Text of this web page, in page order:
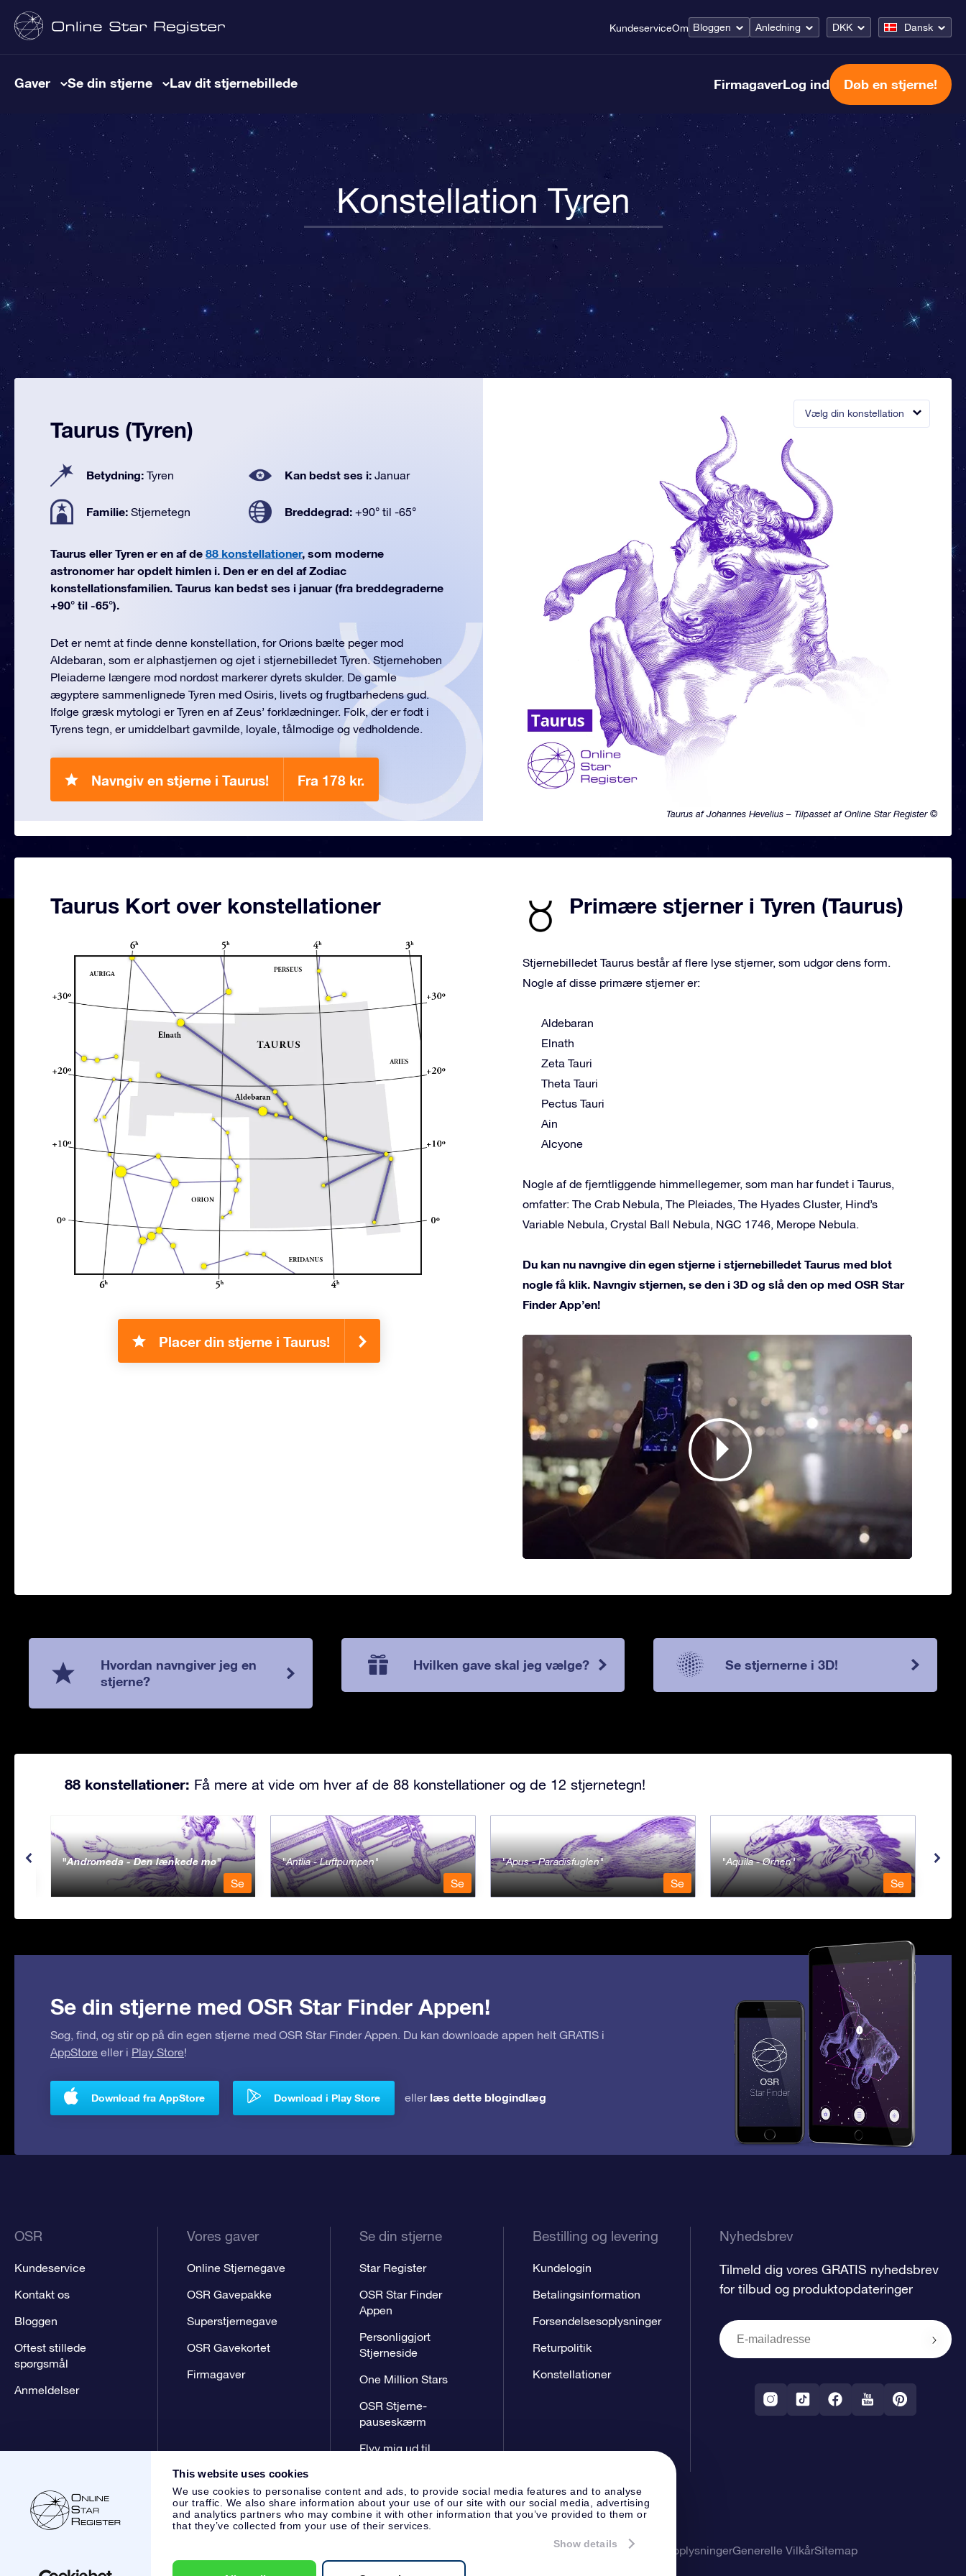
This website uses cookies
We use cookies to personalise content and ads, to provide social media features and to analyse
our traffic. We also share information about your use of our site with our social media, advertising
and analytics partners who may combine it with other information that you’ve provided to them or
that they’ve collected from your use of their services.
Show details
KundeserviceOm Bloggen Anledning DKK Dansk
Gaver Se din stjerne Lav dit stjernebillede FirmagaverLog ind Døb en stjerne!
Konstellation Tyren
Vælg din konstellation
Taurus af Johannes Hevelius – Tilpasset af Online Star Register ©
Taurus (Tyren)
Betydning: Tyren Kan bedst ses i: Januar
Familie: Stjernetegn Breddegrad: +90° til -65°
Taurus eller Tyren er en af de 88 konstellationer, som moderne
astronomer har opdelt himlen i. Den er en del af Zodiac
konstellationsfamilien. Taurus kan bedst ses i januar (fra breddegraderne
+90° til -65°).
Det er nemt at finde denne konstellation, for Orions bælte peger mod
Aldebaran, som er alphastjernen og øjet i stjernebilledet Tyren. Stjernehoben
Pleiaderne længere mod nordøst markerer dyrets skulder. De gamle
ægyptere sammenlignede Tyren med Osiris, livets og frugtbarhedens gud.
Ifølge græsk mytologi er Tyren en af Zeus’ forklædninger. Folk, der er født i
Tyrens tegn, er umiddelbart gavmilde, loyale, tålmodige og vedholdende.
Navngiv en stjerne i Taurus! Fra 178 kr.
Taurus Kort over konstellationer
Placer din stjerne i Taurus!
Primære stjerner i Tyren (Taurus)
Stjernebilledet Taurus består af flere lyse stjerner, som udgør dens form.
Nogle af disse primære stjerner er:
Aldebaran
Elnath
Zeta Tauri
Theta Tauri
Pectus Tauri
Ain
Alcyone
Nogle af de fjerntliggende himmellegemer, som man har fundet i Taurus,
omfatter: The Crab Nebula, The Pleiades, The Hyades Cluster, Hind’s
Variable Nebula, Crystal Ball Nebula, NGC 1746, Merope Nebula.
Du kan nu navngive din egen stjerne i stjernebilledet Taurus med blot
nogle få klik. Navngiv stjernen, se den i 3D og slå den op med OSR Star
Finder App’en!
Hvordan navngiver jeg en
stjerne?
Hvilken gave skal jeg vælge? Se stjernerne i 3D!
88 konstellationer: Få mere at vide om hver af de 88 konstellationer og de 12 stjernetegn!
Andromeda - Den lænkede mø
Se
Antlia - Luftpumpen
Se
Apus - Paradisfuglen
Se
Aquila - Ørnen
Se
Se din stjerne med OSR Star Finder Appen!
Søg, find, og stir op på din egen stjerne med OSR Star Finder Appen. Du kan downloade appen helt GRATIS i
AppStore eller i Play Store!
Download fra AppStore Download i Play Store eller læs dette blogindlæg
OSR
Kundeservice
Kontakt os
Bloggen
Oftest stillede
spørgsmål
Anmeldelser
Vores gaver
Online Stjernegave
OSR Gavepakke
Superstjernegave
OSR Gavekortet
Firmagaver
Se din stjerne
Star Register
OSR Star Finder
Appen
Personliggjort
Stjerneside
One Million Stars
OSR Stjerne-
pauseskærm
Flyv mig ud til
Bestilling og levering
Kundelogin
Betalingsinformation
Forsendelsesoplysninger
Returpolitik
Konstellationer
Nyhedsbrev
Tilmeld dig vores GRATIS nyhedsbrev
for tilbud og produktopdateringer
Beskyttelse af personlige oplysningerGenerelle VilkårSitemap